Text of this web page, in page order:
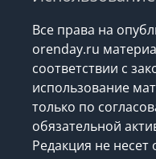
Все права на
orenday.ru
соответствии с
использование
только по
обязательной
Редакция не несет